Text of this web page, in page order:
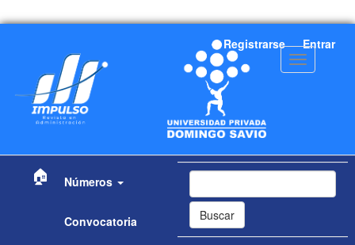
Contenido
principal
Barra
lateral
Registrarse
Entrar
Toggle
navigation
🏠 Números
Convocatoria Buscar